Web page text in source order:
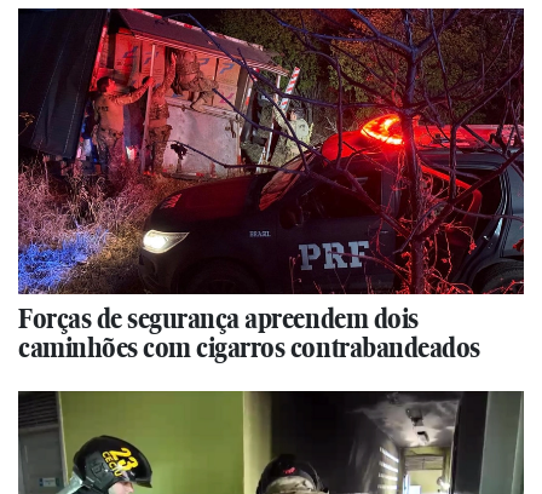
Forças de segurança apreendem dois
caminhões com cigarros contrabandeados